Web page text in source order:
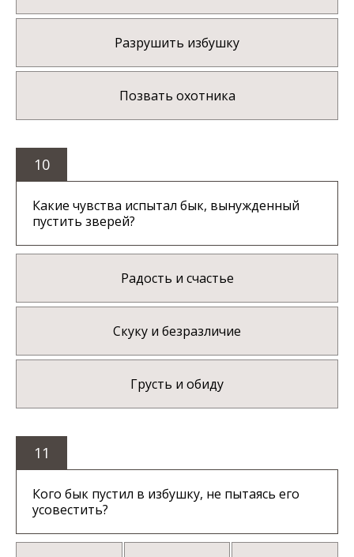
Разрушить избушку
Позвать охотника
10
Какие чувства испытал бык, вынужденный
пустить зверей?
Радость и счастье
Скуку и безразличие
Грусть и обиду
11
Кого бык пустил в избушку, не пытаясь его
усовестить?